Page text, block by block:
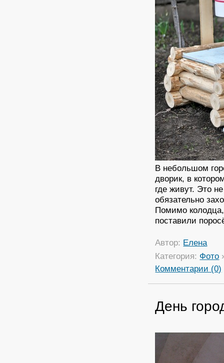
В небольшом
дворик, в
где живут. Это
обязательно
Помимо
поставили
Автор: Елена
Категория: Фото
Комментарии (0)
День